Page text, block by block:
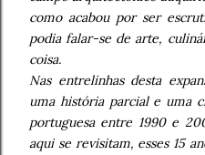
como acabou por ser
podia falar-se de arte,
coisa.
Nas entrelinhas desta
uma história parcial e uma
portuguesa entre 1990 e
aqui se revisitam, esses 15